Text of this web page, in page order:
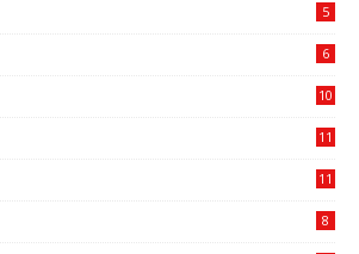
5
6
10
11
11
8